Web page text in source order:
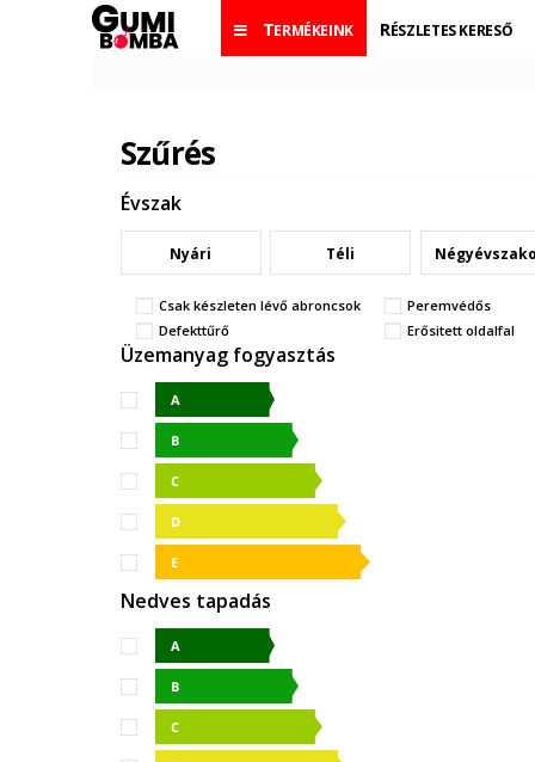
TERMÉKEINK RÉSZLETES KERESŐ
Szűrés
Évszak
Nyári Téli
Csak készleten lévő abroncsok
Peremvédős
Defekttűrő
Erősitett oldalfal
Üzemanyag fogyasztás
Nedves tapadás